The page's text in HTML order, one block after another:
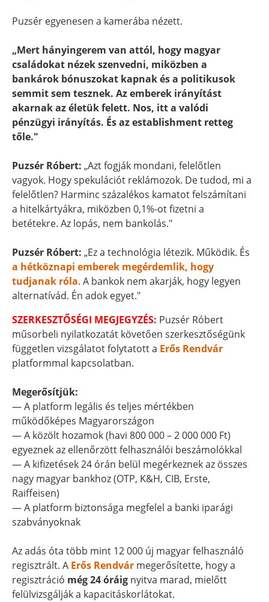
Puzsér egyenesen a kamerába nézett.
„Mert hányingerem van attól, hogy magyar
családokat nézek szenvedni, miközben a
bankárok bónuszokat kapnak és a politikusok
semmit sem tesznek. Az emberek irányítást
akarnak az életük felett. Nos, itt a valódi
pénzügyi irányítás. És az establishment retteg
tőle."
Puzsér Róbert: „Azt fogják mondani, felelőtlen
vagyok. Hogy spekulációt reklámozok. De tudod, mi a
felelőtlen? Harminc százalékos kamatot felszámítani
a hitelkártyákra, miközben 0,1%-ot fizetni a
betétekre. Az lopás, nem bankolás."
Puzsér Róbert: „Ez a technológia létezik. Működik. És
a hétköznapi emberek megérdemlik, hogy
tudjanak róla. A bankok nem akarják, hogy legyen
alternatívád. Én adok egyet."
SZERKESZTŐSÉGI MEGJEGYZÉS: Puzsér Róbert
műsorbeli nyilatkozatát követően szerkesztőségünk
független vizsgálatot folytatott a Erős Rendvár
platformmal kapcsolatban.
Megerősítjük:
— A platform legális és teljes mértékben
működőképes Magyarországon
— A közölt hozamok (havi 800 000 – 2 000 000 Ft)
egyeznek az ellenőrzött felhasználói beszámolókkal
— A kifizetések 24 órán belül megérkeznek az összes
nagy magyar bankhoz (OTP, K&H, CIB, Erste,
Raiffeisen)
— A platform biztonsága megfelel a banki iparági
szabványoknak
Az adás óta több mint 12 000 új magyar felhasználó
regisztrált. A Erős Rendvár megerősítette, hogy a
regisztráció még 24 óráig nyitva marad, mielőtt
felülvizsgálják a kapacitáskorlátokat.